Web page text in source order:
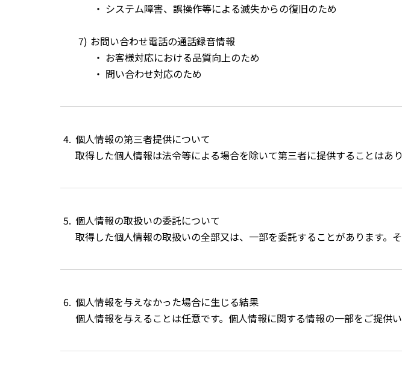
システム障害、誤操作等による滅失からの復旧のため
お問い合わせ電話の通話録音情報
お客様対応における品質向上のため
問い合わせ対応のため
個人情報の第三者提供について
取得した個人情報は法令等による場合を除いて第三者に提供することはあり
個人情報の取扱いの委託について
取得した個人情報の取扱いの全部又は、一部を委託することがあります。
個人情報を与えなかった場合に生じる結果
個人情報を与えることは任意です。個人情報に関する情報の一部をご提供